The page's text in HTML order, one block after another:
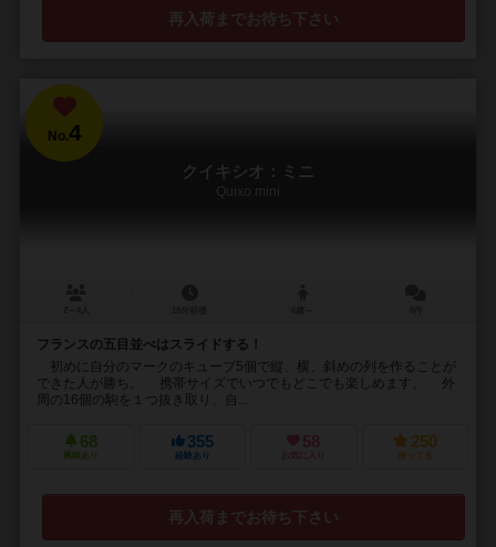
再入荷までお待ち下さい
No.4
クイキシオ：ミニ
Quixo mini
フランスの五目並べはスライドする！
初めに自分のマークのキューブ5個で縦、横、斜めの列を作ることが
できた人が勝ち。 携帯サイズでいつでもどこでも楽しめます。 外
周の16個の駒を１つ抜き取り、自...
68
興味あり
355
経験あり
58
お気に入り
250
持ってる
再入荷までお待ち下さい